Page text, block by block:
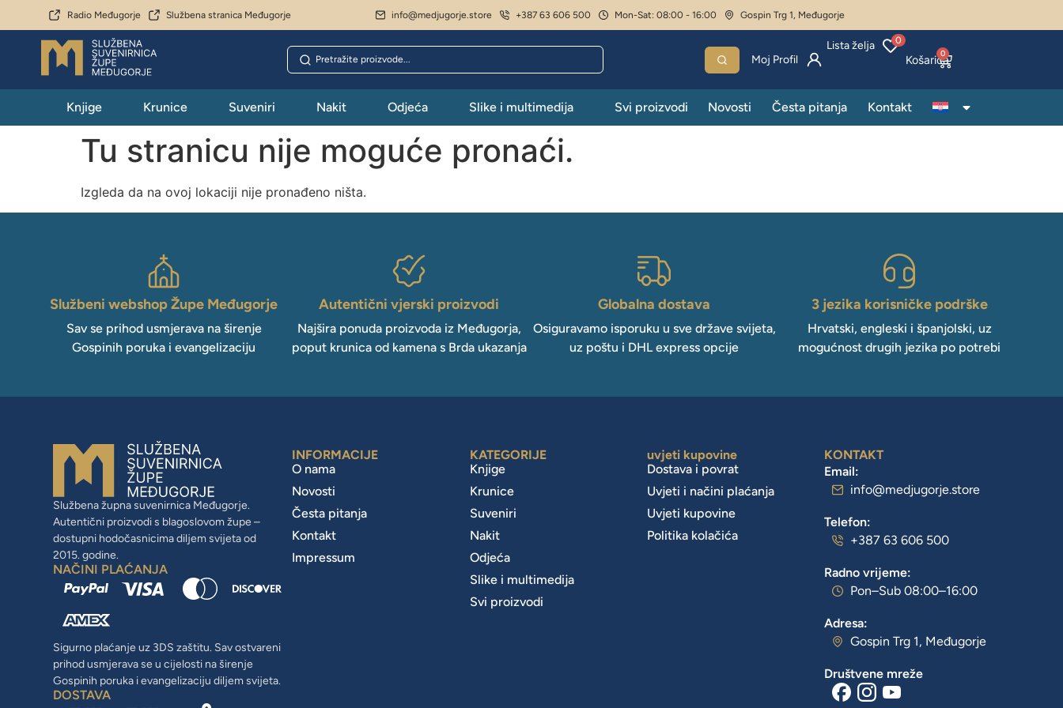
Radio Međugorje Službena stranica Međugorje info@medjugorje.store +387 63 606 500 Mon-Sat: 08:00 - 16:00 Gospin Trg 1, Međugorje
Lista želja 0
Moj Profil 0
Knjige Krunice Suveniri Nakit Odjeća Slike i multimedija Svi proizvodi Novosti Česta pitanja Kontakt
Tu stranicu nije moguće pronaći.
Izgleda da na ovoj lokaciji nije pronađeno ništa.
Službeni webshop Župe Međugorje
Sav se prihod usmjerava na širenje
Gospinih poruka i evangelizaciju
Autentični vjerski proizvodi
Najšira ponuda proizvoda iz Međugorja,
poput krunica od kamena s Brda ukazanja
Globalna dostava
Osiguravamo isporuku u sve države svijeta,
uz poštu i DHL express opcije
3 jezika korisničke podrške
Hrvatski, engleski i španjolski, uz
mogućnost drugih jezika po potrebi
Službena župna suvenirnica Međugorje.
Autentični proizvodi s blagoslovom župe –
dostupni hodočasnicima diljem svijeta od
2015. godine.
NAČINI PLAĆANJA
Sigurno plaćanje uz 3DS zaštitu. Sav ostvareni
prihod usmjerava se u cijelosti na širenje
Gospinih poruka i evangelizaciju diljem svijeta.
DOSTAVA
INFORMACIJE
O nama
Novosti
Česta pitanja
Kontakt
Impressum
KATEGORIJE
Knjige
Krunice
Suveniri
Nakit
Odjeća
Slike i multimedija
Svi proizvodi
uvjeti kupovine
Dostava i povrat
Uvjeti i načini plaćanja
Uvjeti kupovine
Politika kolačića
KONTAKT
Email:
info@medjugorje.store
Telefon:
+387 63 606 500
Radno vrijeme:
Pon–Sub 08:00–16:00
Adresa:
Gospin Trg 1, Međugorje
Društvene mreže